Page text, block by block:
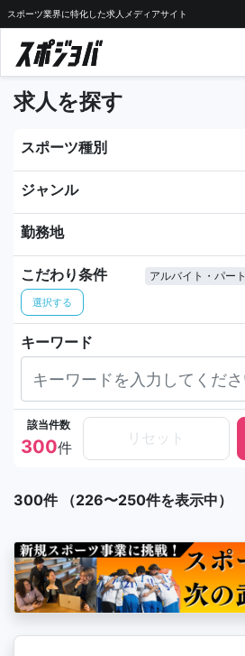
スポーツ業界に特化した求人メディアサイト
求人を探す
スポーツ種別
ジャンル
勤務地
こだわり条件
選択する
アルバイト・パート
キーワード
該当件数
300件
リセット
300件 （226〜250件を表示中）